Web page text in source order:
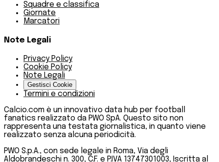
Squadre e classifica
Giornate
Marcatori
Note Legali
Privacy Policy
Cookie Policy
Note Legali
Gestisci Cookie
Termini e condizioni
Calcio.com è un innovativo data hub per football
fanatics realizzato da PWO SpA. Questo sito non
rappresenta una testata giornalistica, in quanto viene
realizzato senza alcuna periodicità.
PWO S.p.A., con sede legale in Roma, Via degli
Aldobrandeschi n. 300, C.F. e P.IVA 13747301003, Iscritta al